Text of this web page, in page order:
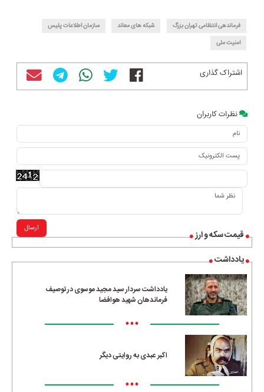
قیمت سکه و ارز
یادداشت
یادداشت سردار سید مجید موسوی در توصیف
فرماندهان شهید هوافضا
•••
اکبر عبدی به روایتی دیگر
•••
فرماندهی انتظامی تهران بزرگ شبکه های معاند
سازمان اطلاعات پلیس
امنیت ملی
اشتراک گذاری
نظرات کاربران
ارسال